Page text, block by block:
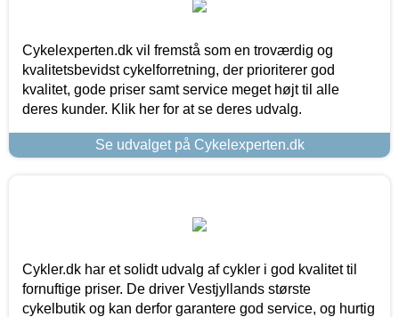
Cykelexperten.dk vil fremstå som en troværdig og
kvalitetsbevidst cykelforretning, der prioriterer god
kvalitet, gode priser samt service meget højt til alle
deres kunder. Klik her for at se deres udvalg.
Se udvalget på Cykelexperten.dk
Cykler.dk har et solidt udvalg af cykler i god kvalitet til
fornuftige priser. De driver Vestjyllands største
cykelbutik og kan derfor garantere god service, og hurtig